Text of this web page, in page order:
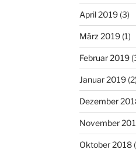
April 2019(3)
März 2019(1)
Februar 2019
Januar 2019(2)
Dezember
November
Oktober 2018